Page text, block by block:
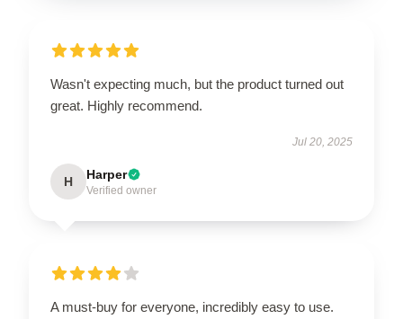
Wasn't expecting much, but the product turned out
great. Highly recommend.
Jul 20, 2025
H Harper
Verified owner
A must-buy for everyone, incredibly easy to use.